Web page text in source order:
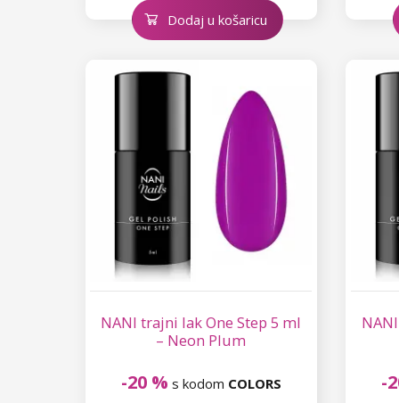
Dodaj u košaricu
NANI trajni lak One Step 5 ml
– Neon Plum
-20 % s kodom COLORS -